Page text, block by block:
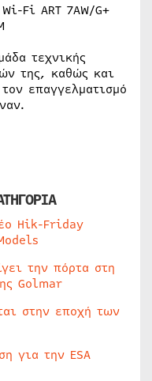
Fi ART 7AW/G+
τεχνικής
της, καθώς και
επαγγελματισμό
Hik-Friday
την πόρτα στη
Golmar
στην εποχή των
για την ESA